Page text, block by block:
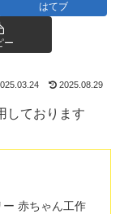
はてブ
ー
2025.08.29
しております
赤ちゃん工作